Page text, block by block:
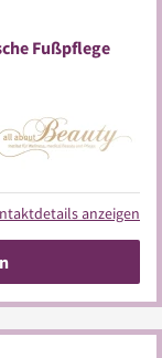
Fußpflege
anzeigen